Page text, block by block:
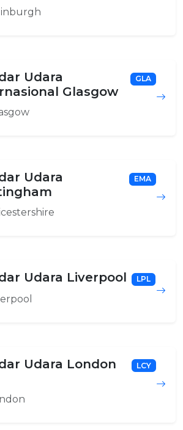
Udara
Glasgow
GLA
Udara
EMA
Udara Liverpool LPL
Udara London
LCY